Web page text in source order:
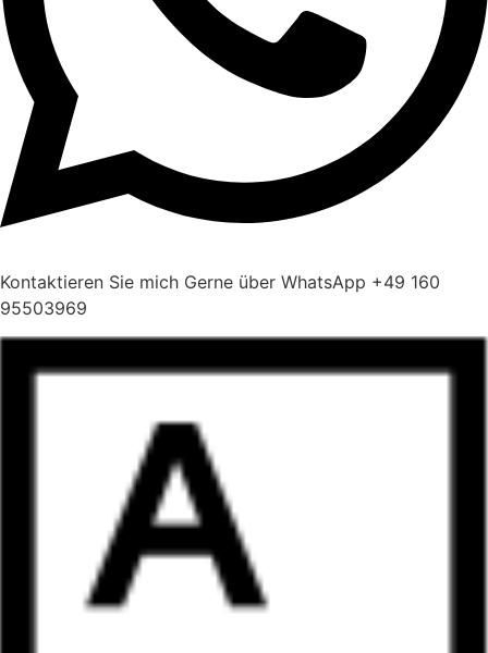
Kontaktieren Sie mich Gerne über WhatsApp +49 160
95503969